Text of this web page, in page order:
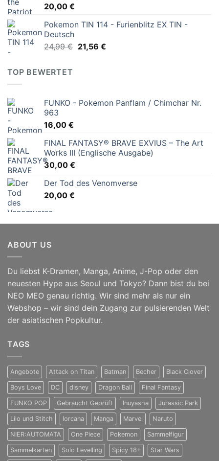
20,00 €
Pokemon TIN 114 - Furienblitz EX TIN -
Deutsch
24,99€ Ursprünglicher
21,56 €Aktueller
TOP BEWERTET
FUNKO - Pokemon Panflam / Chimchar Nr.
963
16,00 €
FINAL FANTASY® BRAVE EXVIUS – The Art
Works III (Englische Ausgabe)
30,00 €
Der Tod des Venomverse
20,00 €
ABOUT US
Du liebst K-Dramen, Manga, Anime, J-Pop oder den
neuesten Hype aus Seoul und Tokyo? Dann bist du bei
NEO MEO genau richtig. Wir sind mehr als nur ein
Webshop – wir sind dein Zugang zur pulsierenden Welt
der asiatischen Popkultur.
TAGS
Angebote Attack on Titan Batman Becher Black Clover
Boys Love DC disney Dragon Ball Final Fantasy
FUNKO POP Gebraucht Geprüft Inuyasha Jurassic Park
Lilo und Stitch lorcana Manga Marvel Naruto
NIER:AUTOMATA One Piece Pokemon Sammelfigur
Sammelkarten Solo Levelling Spicy 18+ Star Wars